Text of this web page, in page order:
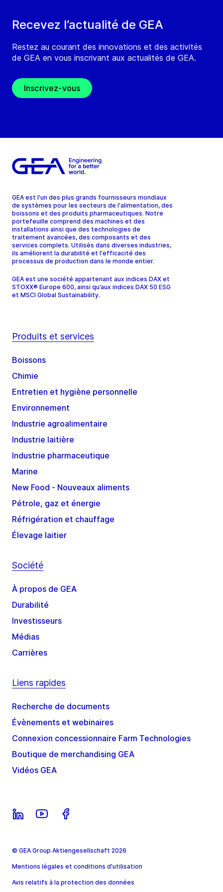
Recevez l’actualité de GEA
Restez au courant des innovations et des activités
de GEA en vous inscrivant aux actualités de GEA.
Inscrivez-vous
GEA est l'un des plus grands fournisseurs mondiaux
de systèmes pour les secteurs de l'alimentation, des
boissons et des produits pharmaceutiques. Notre
portefeuille comprend des machines et des
installations ainsi que des technologies de
traitement avancées, des composants et des
services complets. Utilisés dans diverses industries,
ils améliorent la durabilité et l'efficacité des
processus de production dans le monde entier.
GEA est une société appartenant aux indices DAX et
STOXX® Europe 600, ainsi qu’aux indices DAX 50 ESG
et MSCI Global Sustainability.
Produits et services
Boissons
Chimie
Entretien et hygiène personnelle
Environnement
Industrie agroalimentaire
Industrie laitière
Industrie pharmaceutique
Marine
New Food - Nouveaux aliments
Pétrole, gaz et énergie
Réfrigération et chauffage
Élevage laitier
Société
À propos de GEA
Durabilité
Investisseurs
Médias
Carrières
Liens rapides
Recherche de documents
Évènements et webinaires
Connexion concessionnaire Farm Technologies
Boutique de merchandising GEA
Vidéos GEA
© GEA Group Aktiengesellschaft 2026
Mentions légales et conditions d'utilisation
Avis relatifs à la protection des données